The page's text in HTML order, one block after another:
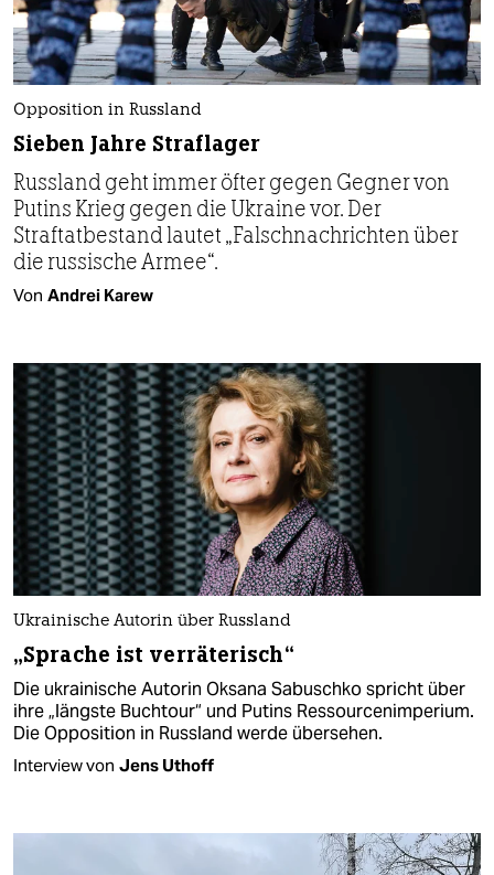
Opposition in Russland
Sieben Jahre Straflager
Russland geht immer öfter gegen Gegner von
Putins Krieg gegen die Ukraine vor. Der
Straftatbestand lautet „Falschnachrichten über
die russische Armee“.
Von Andrei Karew
Ukrainische Autorin über Russland
„Sprache ist verräterisch“
Die ukrainische Autorin Oksana Sabuschko spricht über
ihre „längste Buchtour“ und Putins Ressourcenimperium.
Die Opposition in Russland werde übersehen.
Interview von Jens Uthoff